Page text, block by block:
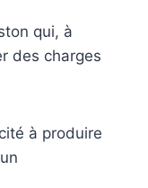
qui, à
des charges
à produire